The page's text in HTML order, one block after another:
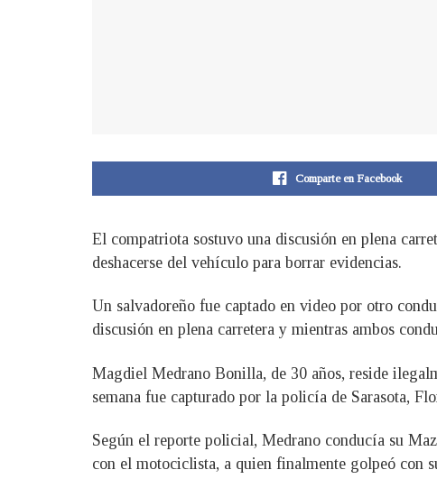
Comparte en Facebook
El compatriota sostuvo una discusión en plena
deshacerse del vehículo para borrar evidencias.
Un salvadoreño fue captado en video por otro
discusión en plena carretera y mientras ambos
Magdiel Medrano Bonilla, de 30 años, reside
semana fue capturado por la policía de Sarasota,
Según el reporte policial, Medrano conducía su
con el motociclista, a quien finalmente golpeó con